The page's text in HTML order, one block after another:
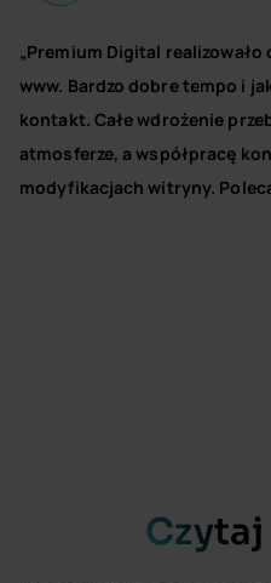
„Premium Digital
www. Bardzo dobre tempo i
kontakt. Całe wdrożenie
atmosferze, a współpracę
modyfikacjach witryny.